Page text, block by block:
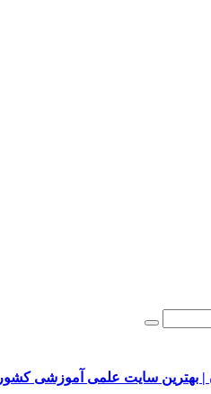
| بهترین سایت علمی آموزشی کشور